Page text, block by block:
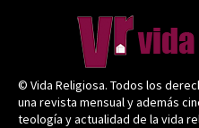
© Vida Religiosa. Todos los
una revista mensual y además
teología y actualidad de la vida